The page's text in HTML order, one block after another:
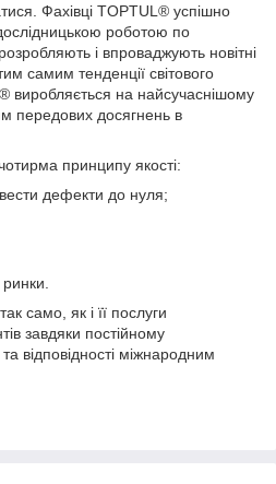
Фахівці TOPTUL® успішно
роботою по
і впроваджують новітні
самим тенденції світового
виробляється на найсучаснішому
передових досягнень в
принципу якості:
дефекти до нуля;
само, як і її послуги
завдяки постійному
відповідності міжнародним